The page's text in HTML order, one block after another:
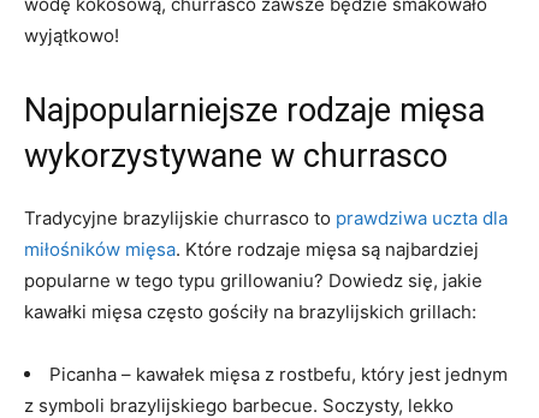
wyjątkowo!
Najpopularniejsze⁣ rodzaje mięsa
wykorzystywane w churrasco
Tradycyjne‍ brazylijskie churrasco to prawdziwa uczta dla
miłośników mięsa. Które rodzaje mięsa są najbardziej
popularne w⁢ tego typu ⁢grillowaniu? Dowiedz się, jakie
kawałki mięsa często gościły na brazylijskich grillach:
Picanha⁣ – kawałek mięsa z rostbefu, ‍który jest jednym
z symboli‌ brazylijskiego barbecue. Soczysty, lekko